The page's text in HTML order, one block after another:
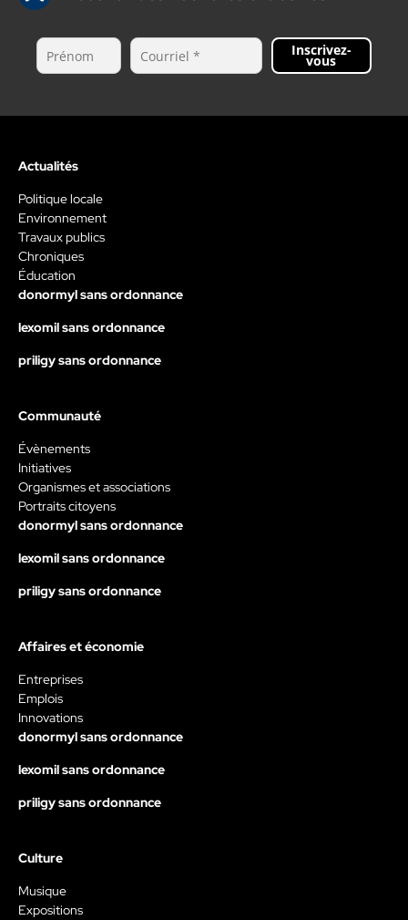
Inscrivez-
vous
Actualités
Politique locale
Environnement
Travaux publics
Chroniques
Éducation
donormyl sans ordonnance
lexomil sans ordonnance
priligy sans ordonnance
Communauté
Évènements
Initiatives
Organismes et associations
Portraits citoyens
donormyl sans ordonnance
lexomil sans ordonnance
priligy sans ordonnance
Affaires et économie
Entreprises
Emplois
Innovations
donormyl sans ordonnance
lexomil sans ordonnance
priligy sans ordonnance
Culture
Musique
Expositions